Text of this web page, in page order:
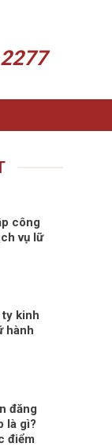
công
vụ lữ
kinh
hành
đăng
là gì?
điểm